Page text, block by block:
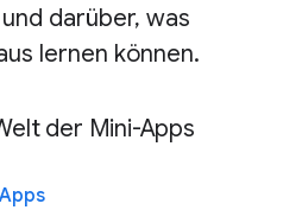
darüber, was
lernen können.
der Mini-Apps